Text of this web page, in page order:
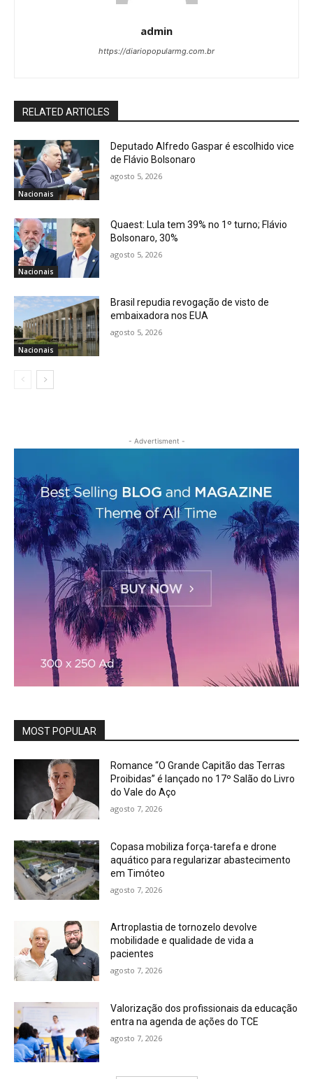
admin
https://diariopopularmg.com.br
RELATED ARTICLES
Nacionais
Deputado Alfredo Gaspar é escolhido vice
de Flávio Bolsonaro
agosto 5, 2026
Nacionais
Quaest: Lula tem 39% no 1º turno; Flávio
Bolsonaro, 30%
agosto 5, 2026
Nacionais
Brasil repudia revogação de visto de
embaixadora nos EUA
agosto 5, 2026
- Advertisment -
MOST POPULAR
Romance “O Grande Capitão das Terras
Proibidas” é lançado no 17º Salão do Livro
do Vale do Aço
agosto 7, 2026
Copasa mobiliza força-tarefa e drone
aquático para regularizar abastecimento
em Timóteo
agosto 7, 2026
Artroplastia de tornozelo devolve
mobilidade e qualidade de vida a
pacientes
agosto 7, 2026
Valorização dos profissionais da educação
entra na agenda de ações do TCE
agosto 7, 2026